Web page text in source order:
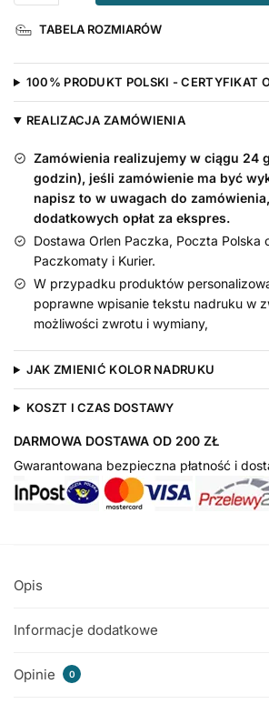
z
Imieniem
-
body
z
TABELA ROZMIARÓW
100% PRODUKT POLSKI - CERTYFIKAT
REALIZACJA ZAMÓWIENIA
Zamówienia realizujemy w ciągu 24
godzin), jeśli zamówienie ma być
napisz to w uwagach do
dodatkowych opłat za ekspres.
Dostawa Orlen Paczka, Poczta Polska
Paczkomaty i Kurier.
W przypadku produktów
poprawne wpisanie tekstu nadruku w
możliwości zwrotu i wymiany,
JAK ZMIENIĆ KOLOR NADRUKU
KOSZT I CZAS DOSTAWY
DARMOWA DOSTAWA OD 200 ZŁ
Gwarantowana bezpieczna płatność i
Opis
Informacje dodatkowe
Opinie 0